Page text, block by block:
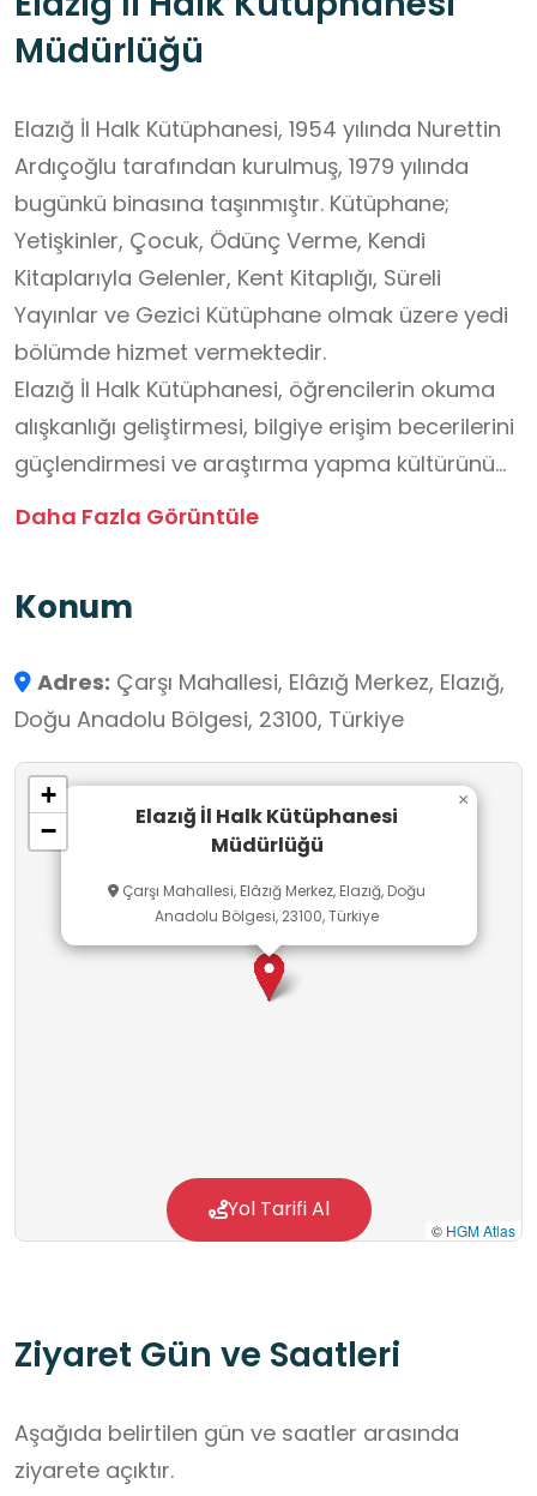
Müdürlüğü
Elazığ İl Halk Kütüphanesi, 1954 yılında Nurettin
Ardıçoğlu tarafından kurulmuş, 1979 yılında
bugünkü binasına taşınmıştır. Kütüphane;
Yetişkinler, Çocuk, Ödünç Verme, Kendi
Kitaplarıyla Gelenler, Kent Kitaplığı, Süreli
Yayınlar ve Gezici Kütüphane olmak üzere yedi
bölümde hizmet vermektedir.
Elazığ İl Halk Kütüphanesi, öğrencilerin okuma
alışkanlığı geliştirmesi, bilgiye erişim becerilerini
güçlendirmesi ve araştırma yapma kültürünü
yerinde deneyimlemesi açısından ideal bir okul
gruplarına yönelik materyalleri yakından
Daha Fazla Görüntüle
Konum
Adres: Çarşı Mahallesi, Elâzığ Merkez, Elazığ,
Doğu Anadolu Bölgesi, 23100, Türkiye
Elazığ İl Halk Kütüphanesi
Müdürlüğü
Çarşı Mahallesi, Elâzığ Merkez, Elazığ, Doğu
Anadolu Bölgesi, 23100, Türkiye
×
+
−
© HGM Atlas
Yol Tarifi Al
Ziyaret Gün ve Saatleri
Aşağıda belirtilen gün ve saatler arasında
ziyarete açıktır.